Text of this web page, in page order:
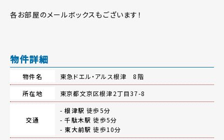
各お部屋のメールボックスもございます！
物件詳細
物件名
東急ドエル・アルス根津 8階
所在地
東京都文京区根津2丁目37-8
交通
-根津駅 徒歩5分
-千駄木駅 徒歩5分
- 東大前駅 徒歩10分